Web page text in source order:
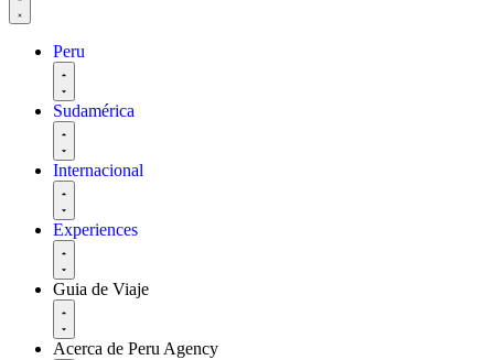
Peru
Sudamérica
Internacional
Experiences
Guia de Viaje
Acerca de Peru Agency